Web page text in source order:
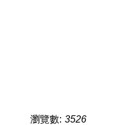
瀏覽數: 3526